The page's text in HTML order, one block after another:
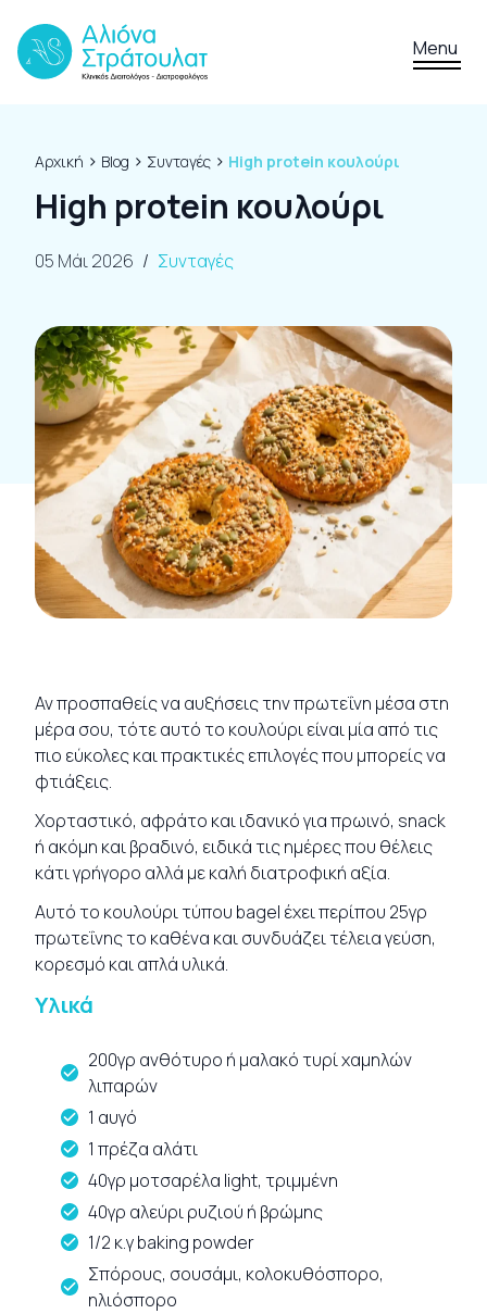
Menu
Αρχική › Blog › Συνταγές › High protein κουλούρι
High protein κουλούρι
05 Μάι 2026 / Συνταγές
Αν προσπαθείς να αυξήσεις την πρωτεΐνη μέσα στη
μέρα σου, τότε αυτό το κουλούρι είναι μία από τις
πιο εύκολες και πρακτικές επιλογές που μπορείς να
φτιάξεις.
Χορταστικό, αφράτο και ιδανικό για πρωινό, snack
ή ακόμη και βραδινό, ειδικά τις ημέρες που θέλεις
κάτι γρήγορο αλλά με καλή διατροφική αξία.
Αυτό το κουλούρι τύπου bagel έχει περίπου 25γρ
πρωτεΐνης το καθένα και συνδυάζει τέλεια γεύση,
κορεσμό και απλά υλικά.
Υλικά
200γρ ανθότυρο ή μαλακό τυρί χαμηλών
λιπαρών
1 αυγό
1 πρέζα αλάτι
40γρ μοτσαρέλα light, τριμμένη
40γρ αλεύρι ρυζιού ή βρώμης
1/2 κ.γ baking powder
Σπόρους, σουσάμι, κολοκυθόσπορο,
ηλιόσπορο